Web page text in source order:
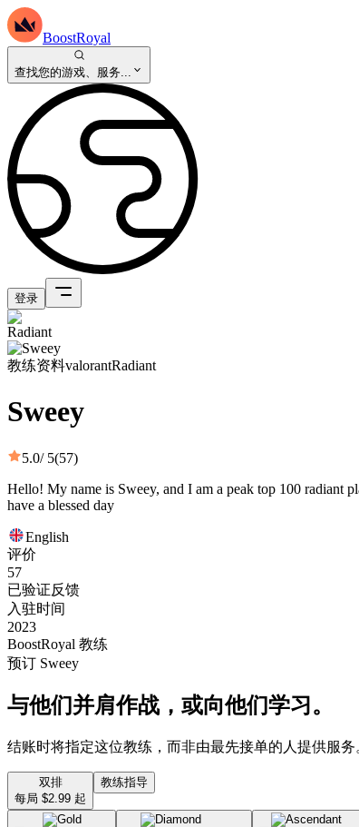
BoostRoyal
查找您的游戏、服务...
登录
教练资料valorantRadiant
Sweey
5.0/ 5(57)
Hello! My name is Sweey, and I am a peak top 100 radiant
have a blessed day
English
评价
57
已验证反馈
入驻时间
2023
BoostRoyal 教练
预订 Sweey
与他们并肩作战，或向他们学习。
结账时将指定这位教练，而非由最先接单的人提供服务
双排
每局 $2.99 起
教练指导